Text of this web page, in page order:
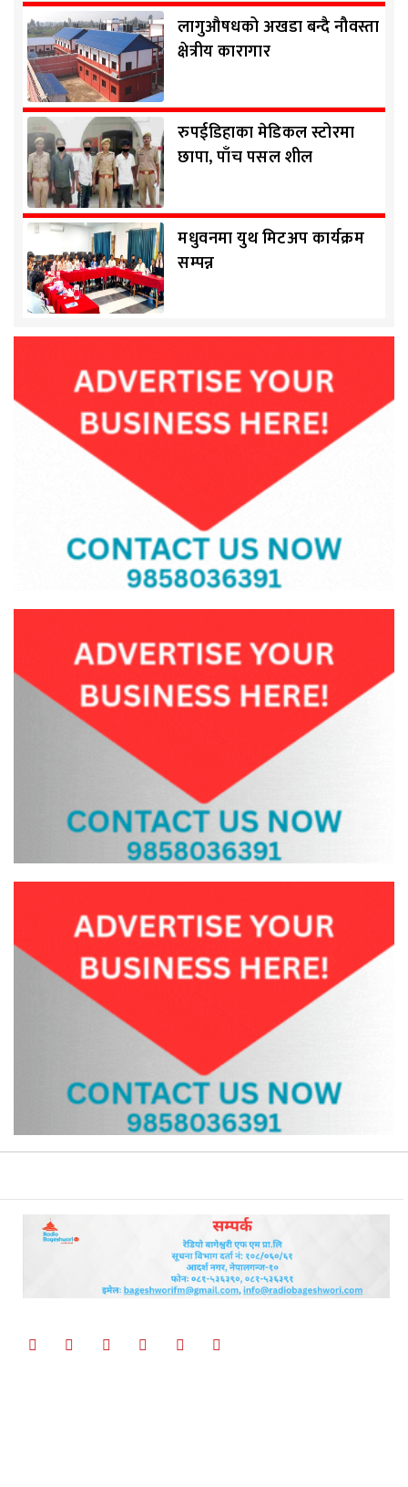
लागुऔषधको अखडा बन्दै नौवस्ता
क्षेत्रीय कारागार
रुपईडिहाका मेडिकल स्टोरमा
छापा, पाँच पसल शील
मधुवनमा युथ मिटअप कार्यक्रम
सम्पन्न